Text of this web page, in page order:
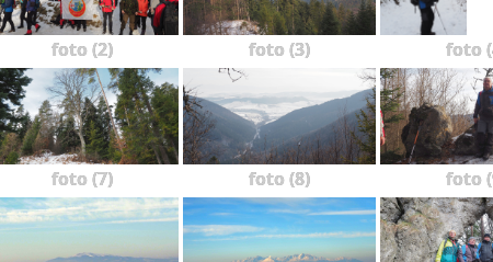
foto (2) foto (3) foto
foto (7) foto (8) foto